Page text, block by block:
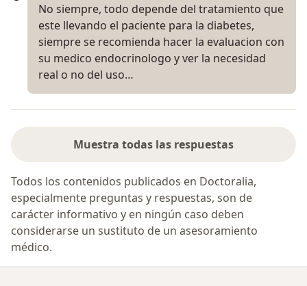
No siempre, todo depende del tratamiento que
este llevando el paciente para la diabetes,
siempre se recomienda hacer la evaluacion con
su medico endocrinologo y ver la necesidad
real o no del uso…
Muestra todas las respuestas
Todos los contenidos publicados en Doctoralia,
especialmente preguntas y respuestas, son de
carácter informativo y en ningún caso deben
considerarse un sustituto de un asesoramiento
médico.